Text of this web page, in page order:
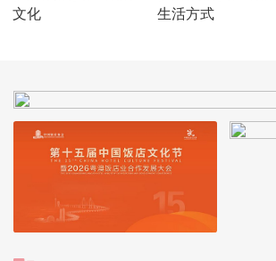
文化
生活方式